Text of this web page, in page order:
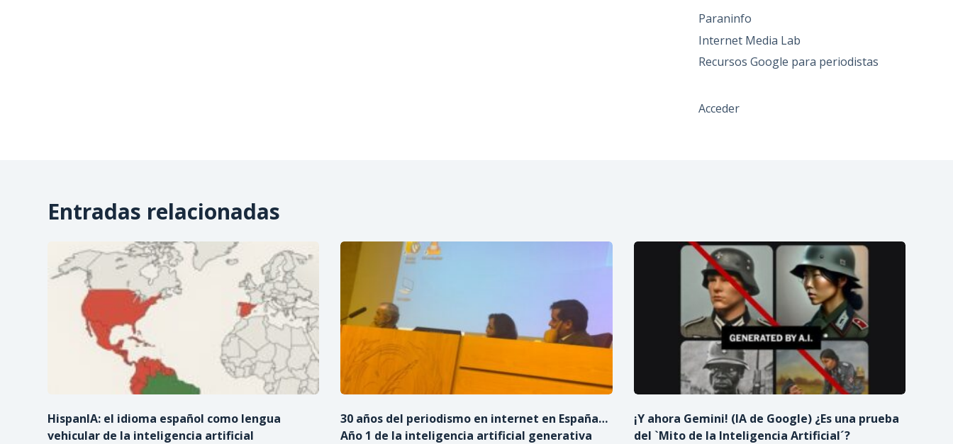
Paraninfo
Internet Media Lab
Recursos Google para periodistas
Acceder
Entradas relacionadas
HispanIA: el idioma español como lengua
vehicular de la inteligencia artificial
30 años del periodismo en internet en España…
Año 1 de la inteligencia artificial generativa
¡Y ahora Gemini! (IA de Google) ¿Es una prueba
del `Mito de la Inteligencia Artificial´?